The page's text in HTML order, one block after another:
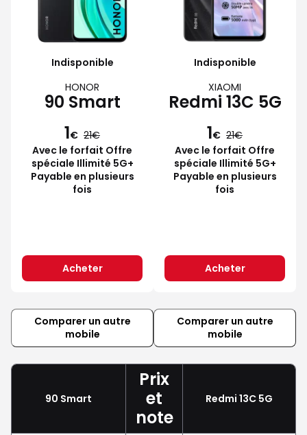
Indisponible
HONOR
90 Smart
1€ 21
Avec le forfait Offre
spéciale Illimité 5G+
Payable en plusieurs
fois
Acheter
Indisponible
XIAOMI
Redmi 13C 5G
1€ 21
Avec le forfait Offre
spéciale Illimité 5G+
Payable en plusieurs
fois
Acheter
Comparer un autre
mobile
Comparer un autre
mobile
90 Smart
Prix
et
note
Redmi 13C 5G